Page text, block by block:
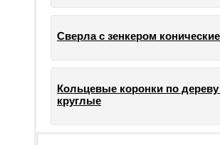
Сверла с зенкером
Кольцевые коронки по
круглые